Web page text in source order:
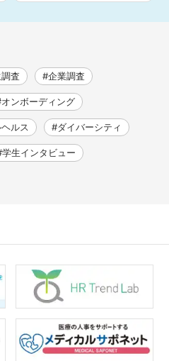
査 #企業調査
ンボーディング
ルス #ダイバーシティ
学生インタビュー